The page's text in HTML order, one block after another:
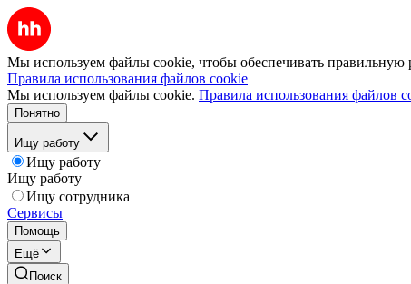
Мы используем файлы cookie, чтобы обеспечивать правильную
Правила использования файлов cookie
Мы используем файлы cookie. Правила использования файлов
Понятно
Ищу работу
Ищу работу
Ищу работу
Ищу сотрудника
Сервисы
Помощь
Ещё
Поиск